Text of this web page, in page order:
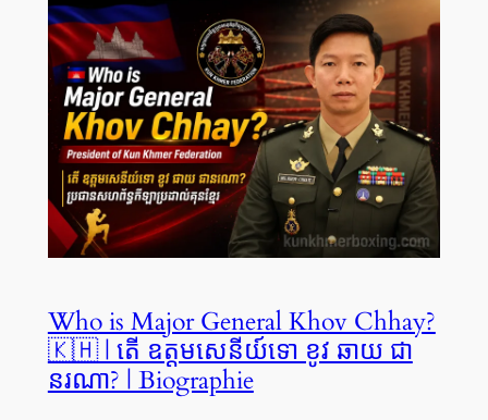
Who is Major General Khov Chhay?
🇰🇭 | តើ ឧត្តមសេនីយ៍ទោ ខូវ ឆាយ ជា
នរណា? | Biographie